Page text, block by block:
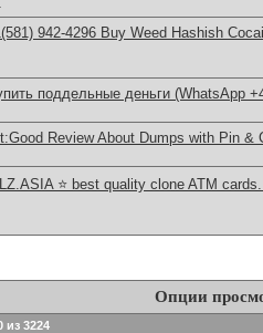
942-4296 Buy Weed Hashish
поддельные деньги (WhatsApp
Review About Dumps with Pin &
⭐️ best quality clone ATM
Опции
из 3224